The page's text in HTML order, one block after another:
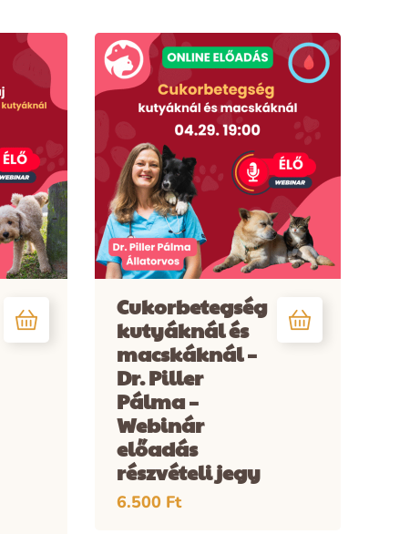
Cukorbetegség
kutyáknál és
macskáknál –
Dr. Piller
Pálma –
Webinár
előadás
részvételi jegy
6.500 Ft